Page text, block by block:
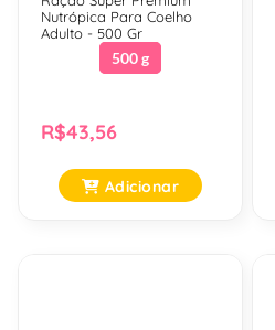
Nutrópica Para Coelho
Adulto - 500 Gr
500 g
R$43,56
Adicionar